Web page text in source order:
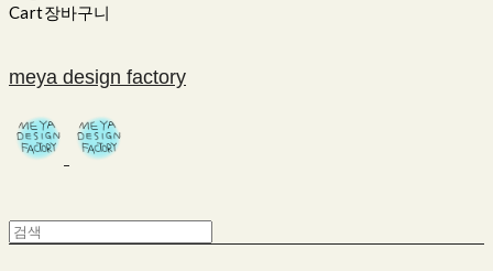
Cart장바구니
meya design factory